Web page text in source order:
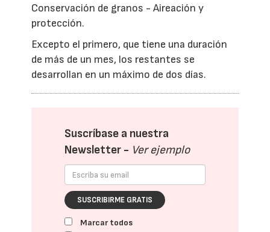
Conservación de granos - Aireación y
protección.
Excepto el primero, que tiene una duración
de más de un mes, los restantes se
desarrollan en un máximo de dos días.
Suscríbase a nuestra
Newsletter - Ver ejemplo
SUSCRIBIRME GRATIS
Marcar todos